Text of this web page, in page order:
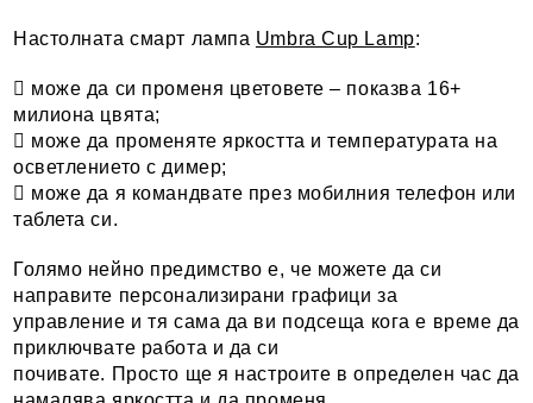
Настолната смарт лампа Umbra Cup Lamp:
 може да си променя цветовете – показва 16+
милиона цвята;
 може да променяте яркостта и температурата на
осветлението с димер;
 може да я командвате през мобилния телефон или
таблета си.
Голямо нейно предимство е, че можете да си
направите персонализирани графици за
управление и тя сама да ви подсеща кога е време да
приключвате работа и да си
почивате. Просто ще я настроите в определен час да